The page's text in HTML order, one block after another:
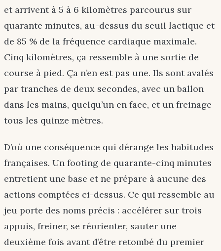
et arrivent à 5 à 6 kilomètres parcourus sur
quarante minutes, au-dessus du seuil lactique et
de 85 % de la fréquence cardiaque maximale.
Cinq kilomètres, ça ressemble à une sortie de
course à pied. Ça n’en est pas une. Ils sont avalés
par tranches de deux secondes, avec un ballon
dans les mains, quelqu’un en face, et un freinage
tous les quinze mètres.
D’où une conséquence qui dérange les habitudes
françaises. Un footing de quarante-cinq minutes
entretient une base et ne prépare à aucune des
actions comptées ci-dessus. Ce qui ressemble au
jeu porte des noms précis : accélérer sur trois
appuis, freiner, se réorienter, sauter une
deuxième fois avant d’être retombé du premier